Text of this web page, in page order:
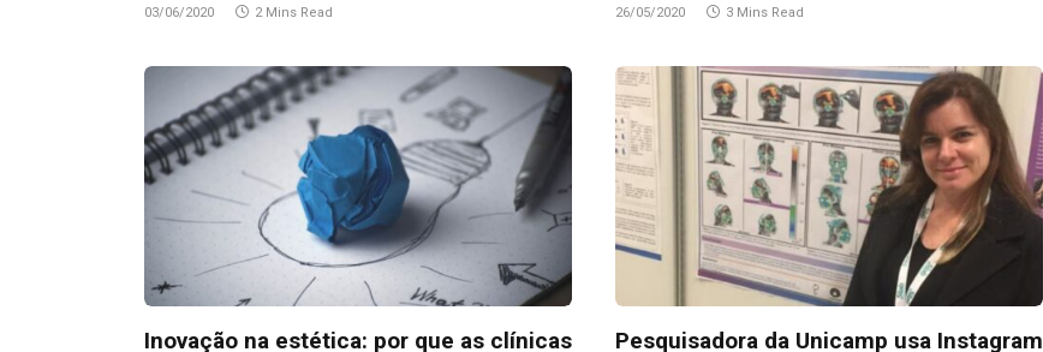
03/06/2020 2 Mins Read 26/05/2020 3 Mins Read
Inovação na estética: por que as clínicas Pesquisadora da Unicamp usa Instagram